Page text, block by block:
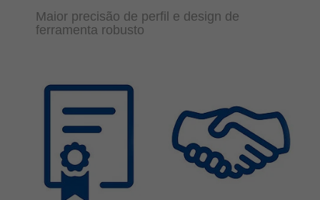
Maior precisão de perfil e design de
ferramenta robusto